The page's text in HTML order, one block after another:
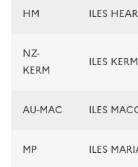
HM ILES
NZ-
KERM
ILES
AU-MAC ILES
MP ILES